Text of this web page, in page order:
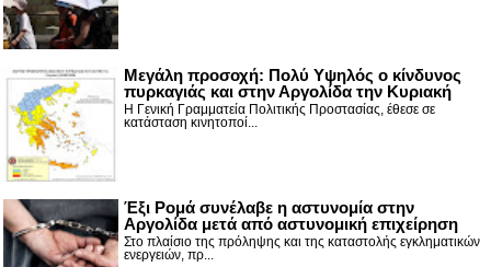
Μεγάλη προσοχή: Πολύ Υψηλός ο κίνδυνος
πυρκαγιάς και στην Αργολίδα την Κυριακή
Η Γενική Γραμματεία Πολιτικής Προστασίας, έθεσε σε
κατάσταση κινητοποί...
Έξι Ρομά συνέλαβε η αστυνομία στην
Αργολίδα μετά από αστυνομική επιχείρηση
Στο πλαίσιο της πρόληψης και της καταστολής εγκληματικών
ενεργειών, πρ...